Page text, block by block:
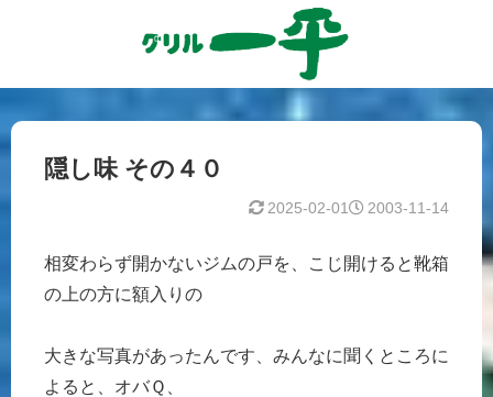
隠し味 その４０
2003-11-14
2025-02-01
相変わらず開かないジムの戸を、こじ開けると靴箱
の上の方に額入りの
大きな写真があったんです、みんなに聞くところに
よると、オバＱ、